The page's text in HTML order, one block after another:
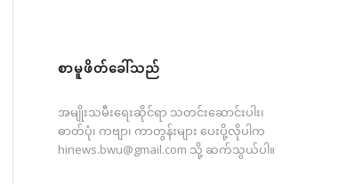
စာမူဖိတ်ခေါ်သည်
အမျိုးသမီးရေးဆိုင်ရာ သတင်းဆောင်းပါး၊
ဓာတ်ပုံ၊ ကဗျာ၊ ကာတွန်းများ ပေးပို့လိုပါက
hinews.bwu@gmail.com သို့ ဆက်သွယ်ပါ။